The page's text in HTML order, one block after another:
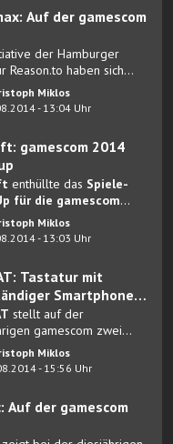
Auf der gamescom
der Hamburger
Reason.to haben sich
Unternehmen aus den
Hardware und Gaming
Extraklasse zu bieten.
Miklos
- 13:04 Uhr
gamescom 2014
enthüllte das Spiele-
für die gamescom
Assassin’s Creed
Cry 4, Just Dance 2015,
von Anteria, Shape
mehr.
Miklos
- 13:03 Uhr
Tastatur mit
Smartphone
und modulare
stellt auf der
gamescom zwei
Produkte vor: Die
Mouseund das
Miklos
- 15:56 Uhr
Auf der gamescom